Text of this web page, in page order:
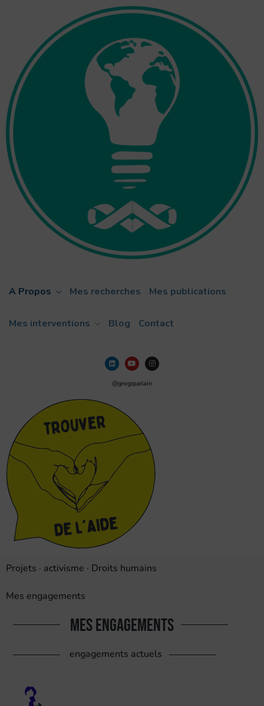
A Propos Mes recherches Mes publications
Mes interventions Blog Contact
@gregquelain
Projets · activisme · Droits humains
Mes engagements
mes engagements
engagements actuels